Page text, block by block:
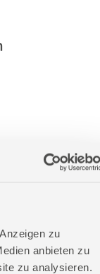
zu
anbieten zu
zu analysieren.